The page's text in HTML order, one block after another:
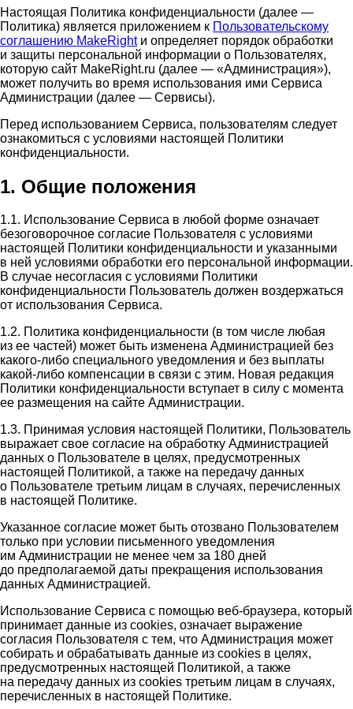
Настоящая Политика конфиденциальности (далее —
Политика) является приложением к Пользовательскому
соглашению MakeRightи определяет порядок обработки
и защиты персональной информации о Пользователях,
которую сайт MakeRight.ru (далее — «Администрация»),
может получить во время использования ими Cервиса
Администрации (далее — Сервисы).
Перед использованием Сервиса, пользователям следует
ознакомиться с условиями настоящей Политики
конфиденциальности.
1. Общие положения
1.1. Использование Сервиса в любой форме означает
безоговорочное согласие Пользователя с условиями
настоящей Политики конфиденциальности и указанными
в ней условиями обработки его персональной информации.
В случае несогласия с условиями Политики
конфиденциальности Пользователь должен воздержаться
от использования Сервиса.
1.2. Политика конфиденциальности (в том числе любая
из ее частей) может быть изменена Администрацией без
какого-либо специального уведомления и без выплаты
какой-либо компенсации в связи с этим. Новая редакция
Политики конфиденциальности вступает в силу с момента
ее размещения на сайте Администрации.
1.3. Принимая условия настоящей Политики, Пользователь
выражает свое согласие на обработку Администрацией
данных о Пользователе в целях, предусмотренных
настоящей Политикой, а также на передачу данных
о Пользователе третьим лицам в случаях, перечисленных
в настоящей Политике.
Указанное согласие может быть отозвано Пользователем
только при условии письменного уведомления
им Администрации не менее чем за 180 дней
до предполагаемой даты прекращения использования
данных Администрацией.
Использование Сервиса с помощью веб-браузера, который
принимает данные из cookies, означает выражение
согласия Пользователя с тем, что Администрация может
собирать и обрабатывать данные из cookies в целях,
предусмотренных настоящей Политикой, а также
на передачу данных из cookies третьим лицам в случаях,
перечисленных в настоящей Политике.